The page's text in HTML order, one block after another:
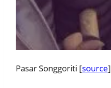
Pasar Songgoriti [source]